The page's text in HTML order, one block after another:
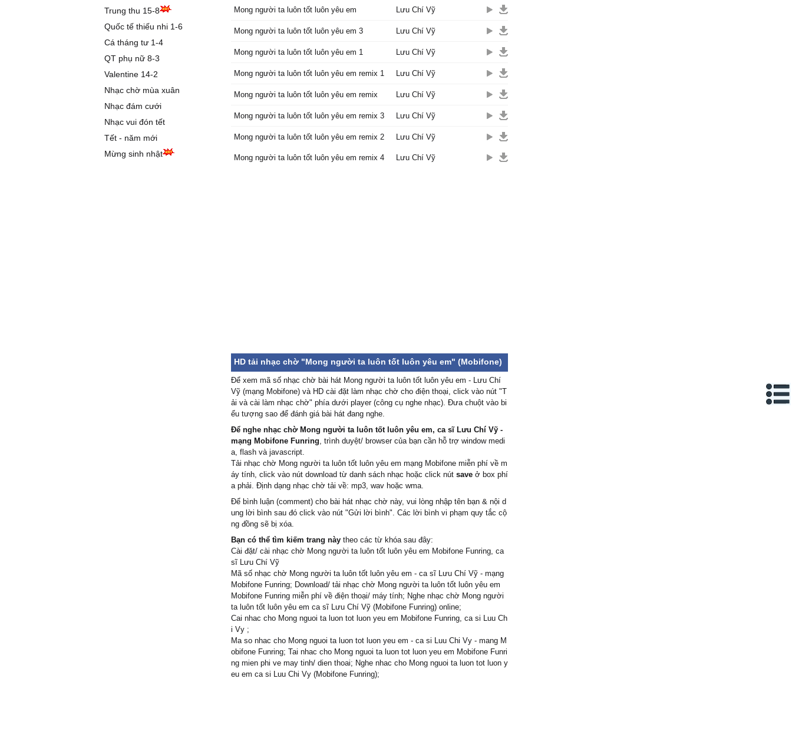
Trung thu 15-8
Quốc tế thiếu nhi 1-6
Cá tháng tư 1-4
QT phụ nữ 8-3
Valentine 14-2
Nhạc chờ mùa xuân
Nhạc đám cưới
Nhạc vui đón tết
Tết - năm mới
Mừng sinh nhật
Sao không về đây bên cạnh anh
Ở bên người ở bên ấy người ta
có tốt với em
Chỉ có một người thôi, còn có một
Vẫn mong chờ em trở về đây như
ngày xưa
nhau nữa mà
Chỉ có một người thôi , còn có
Mong người ta luôn tốt luôn yêu em Lưu Chí Vỹ
Mong người ta luôn tốt luôn yêu em 3 Lưu Chí Vỹ
Mong người ta luôn tốt luôn yêu em 1 Lưu Chí Vỹ
Mong người ta luôn tốt luôn yêu em remix 1 Lưu Chí Vỹ
Mong người ta luôn tốt luôn yêu em remix Lưu Chí Vỹ
Mong người ta luôn tốt luôn yêu em remix 3 Lưu Chí Vỹ
Mong người ta luôn tốt luôn yêu em remix 2 Lưu Chí Vỹ
Mong người ta luôn tốt luôn yêu em remix 4 Lưu Chí Vỹ
HD tải nhạc chờ "Mong người ta luôn tốt luôn yêu em" (Mobifone)
Để xem mã số nhạc chờ bài hát Mong người ta luôn tốt luôn yêu em - Lưu Chí
Vỹ (mạng Mobifone) và HD cài đặt làm nhạc chờ cho điện thoại, click vào nút "T
ải và cài làm nhạc chờ" phía dưới player (công cụ nghe nhạc). Đưa chuột vào bi
ểu tượng sao để đánh giá bài hát đang nghe.
Để nghe nhạc chờ Mong người ta luôn tốt luôn yêu em, ca sĩ Lưu Chí Vỹ -
mạng Mobifone Funring, trình duyệt/ browser của bạn cần hỗ trợ window medi
a, flash và javascript.
Tải nhạc chờ Mong người ta luôn tốt luôn yêu em mạng Mobifone miễn phí về m
áy tính, click vào nút download từ danh sách nhạc hoặc click nút save ở box phí
a phải. Định dạng nhạc chờ tải về: mp3, wav hoặc wma.
Để bình luận (comment) cho bài hát nhạc chờ này, vui lòng nhập tên bạn & nội d
ung lời bình sau đó click vào nút "Gửi lời bình". Các lời bình vi phạm quy tắc cộ
ng đồng sẽ bị xóa.
Bạn có thể tìm kiếm trang này theo các từ khóa sau đây:
Cài đặt/ cài nhạc chờ Mong người ta luôn tốt luôn yêu em Mobifone Funring, ca
sĩ Lưu Chí Vỹ
Mã số nhạc chờ Mong người ta luôn tốt luôn yêu em - ca sĩ Lưu Chí Vỹ - mạng
Mobifone Funring; Download/ tải nhạc chờ Mong người ta luôn tốt luôn yêu em
Mobifone Funring miễn phí về điện thoại/ máy tính; Nghe nhạc chờ Mong người
ta luôn tốt luôn yêu em ca sĩ Lưu Chí Vỹ (Mobifone Funring) online;
Cai nhac cho Mong nguoi ta luon tot luon yeu em Mobifone Funring, ca si Luu Ch
i Vy ;
Ma so nhac cho Mong nguoi ta luon tot luon yeu em - ca si Luu Chi Vy - mang M
obifone Funring; Tai nhac cho Mong nguoi ta luon tot luon yeu em Mobifone Funri
ng mien phi ve may tinh/ dien thoai; Nghe nhac cho Mong nguoi ta luon tot luon y
eu em ca si Luu Chi Vy (Mobifone Funring);